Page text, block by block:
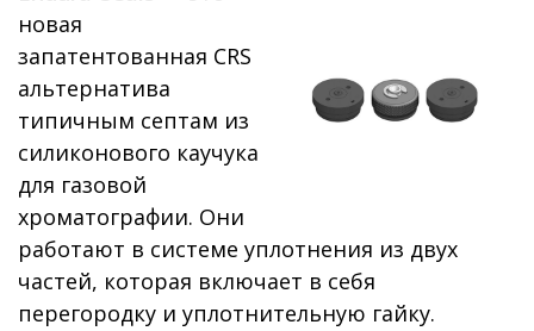
новая
запатентованная CRS
альтернатива
типичным септам из
силиконового каучука
для газовой
хроматографии. Они
работают в системе уплотнения из двух
частей, которая включает в себя
перегородку и уплотнительную гайку.